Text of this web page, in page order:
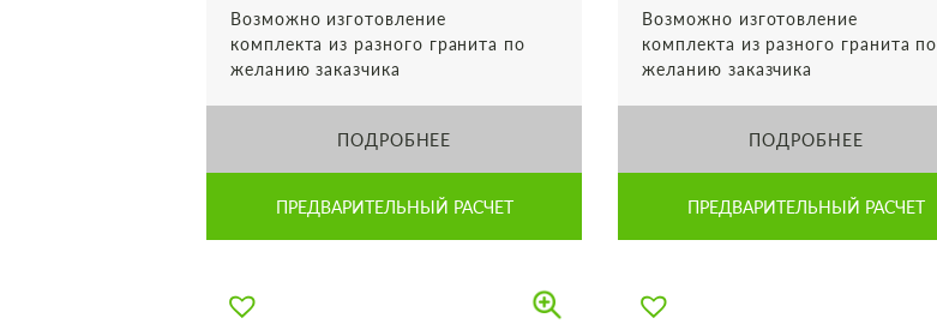
Возможно изготовление
комплекта из разного гранита по
желанию заказчика
ПОДРОБНЕЕ
ПРЕДВАРИТЕЛЬНЫЙ РАСЧЕТ
Возможно изготовление
комплекта из разного гранита по
желанию заказчика
ПОДРОБНЕЕ
ПРЕДВАРИТЕЛЬНЫЙ РАСЧЕТ